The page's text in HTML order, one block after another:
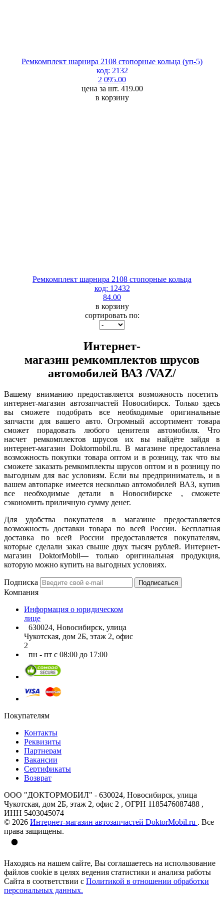
Ремкомплект шарнира 2108 стопорные кольца (уп-5)
код: 2132
2 095.00
цена за шт. 419.00
в корзину
Ремкомплект шарнира 2108 стопорные кольца
код: 12432
84.00
в корзину
сортировать по:
Интернет-
магазин ремкомплектов шрусов
автомобилей ВАЗ /VAZ/
Вашему вниманию предоставляется возможность посетить
интернет-магазин автозапчастей Новосибирск. Только здесь
вы сможете подобрать все необходимые оригинальные
запчасти для вашего авто. Огромный ассортимент товара
сможет порадовать любого ценителя автомобиля. Что
насчет ремкомплектов шрусов их вы найдёте зайдя в
интернет-магазин Doktormobil.ru. В магазине предоставлена
возможность покупки товара оптом и в розницу, так что вы
сможете заказать ремкомплекты шрусов оптом и в розницу по
выгодным для вас условиям. Если вы предприниматель, и в
вашем автопарке имеется несколько автомобилей ВАЗ, купив
все необходимые детали в Новосибирске , сможете
сэкономить приличную сумму денег.
Для удобства покупателя в магазине предоставляется
возможность доставки товара по всей России. Бесплатная
доставка по всей России предоставляется покупателям,
которые сделали заказ свыше двух тысяч рублей. Интернет-
магазин DoktorMobil— только оригинальная продукция,
которую можно купить на выгодных условиях.
Подписка Подписаться
Компания
Информация о юридическом
лице
630024, Новосибирск, улица
Чукотская, дом 2Б, этаж 2, офис
2
пн - пт с 08:00 до 17:00
Покупателям
Контакты
Реквизиты
Партнерам
Вакансии
Сертификаты
Возврат
ООО "ДОКТОРМОБИЛ" - 630024, Новосибирск, улица
Чукотская, дом 2Б, этаж 2, офис 2 , ОГРН 1185476087488 ,
ИНН 5403045074
© 2026 Интернет-магазин автозапчастей DoktorMobil.ru . Все
права защищены.
Находясь на нашем сайте, Вы соглашаетесь на использование
файлов cookie в целях ведения статистики и анализа работы
Сайта в соответствии с Политикой в отношении обработки
персональных данных.